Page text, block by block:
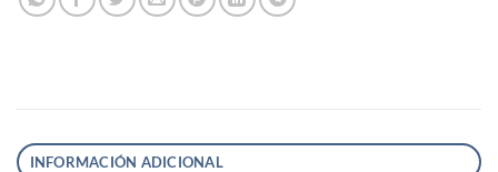
INFORMACIÓN ADICIONAL